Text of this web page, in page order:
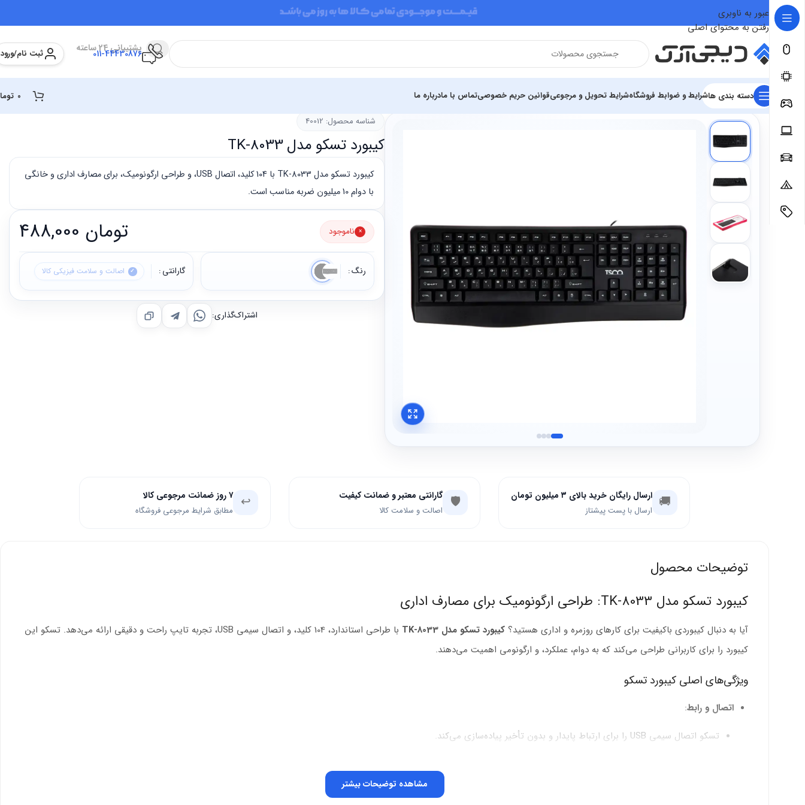
عبور به ناوبری
رفتن به محتوای اصلی
پشتیبانی 24 ساعته
011-44430876 ثبت نام/ورود
دسته بندی هاشرایط و ضوابط فروشگاهشرایط تحویل و مرجوعیقوانین حریم خصوصیتماس با مادرباره ما
فروشگاه تجهیزات رایانه و اداری تجهیزات جانبی کیبورد ها
شناسه محصول: 40012
کیبورد تسکو مدل TK-8033
کیبورد تسکو مدل TK-8033 با 104 کلید، اتصال USB، و طراحی ارگونومیک، برای مصارف اداری و خانگی
با دوام 10 میلیون ضربه مناسب است.
تومان ناموجود
رنگ گارانتی اصالت و سلامت فیزیکی کالا
اشتراک‌گذاری:
🚚 ارسال رایگان خرید بالای ۳ میلیون تومان
ارسال با پست پیشتاز 🛡️ گارانتی معتبر و ضمانت کیفیت
اصالت و سلامت کالا ↩️ ۷ روز ضمانت مرجوعی کالا
مطابق شرایط مرجوعی فروشگاه
توضیحات محصول
کیبورد تسکو مدل TK-8033: طراحی ارگونومیک برای مصارف اداری
آیا به دنبال کیبوردی باکیفیت برای کارهای روزمره و اداری هستید؟ کیبورد تسکو مدل TK-8033
با طراحی استاندارد، 104 کلید، و اتصال سیمی USB، تجربه تایپ راحت و دقیقی ارائه می‌دهد. تسکو این
کیبورد را برای کاربرانی طراحی می‌کند که به دوام، عملکرد، و ارگونومی اهمیت می‌دهند.
ویژگی‌های اصلی کیبورد تسکو
اتصال و رابط:
تسکو اتصال سیمی USB را برای ارتباط پایدار و بدون تأخیر پیاده‌سازی می‌کند.
مشاهده توضیحات بیشتر